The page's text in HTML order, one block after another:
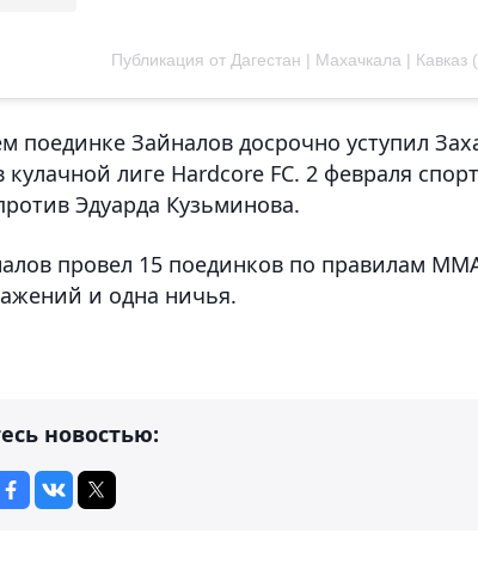
Публикация от Дагестан | Махачкала | Кавказ
поединке Зайналов досрочно уступил
кулачной лиге Hardcore FC. 2 февраля
Эдуарда Кузьминова.
провел 15 поединков по правилам
и одна ничья.
новостью: